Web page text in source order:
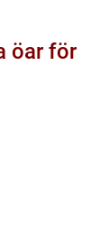
öar för